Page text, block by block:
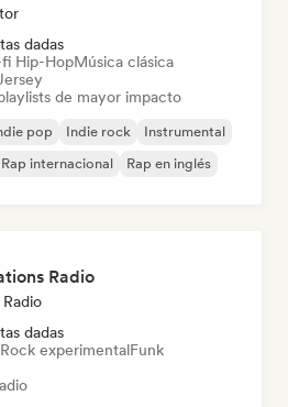
dadas
Hip-HopMúsica clásica
de mayor impacto
pop Indie rock
Instrumental
Rap internacional Rap en inglés
Radio
Radio
dadas
Rock experimentalFunk